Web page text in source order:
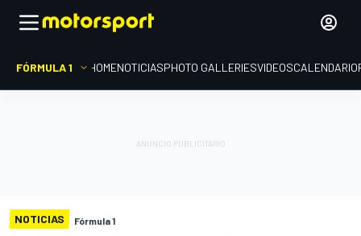
FÓRMULA 1 HOMENOTICIASPHOTO GALLERIESVIDEOSCALENDARIO
NOTICIAS Fórmula 1